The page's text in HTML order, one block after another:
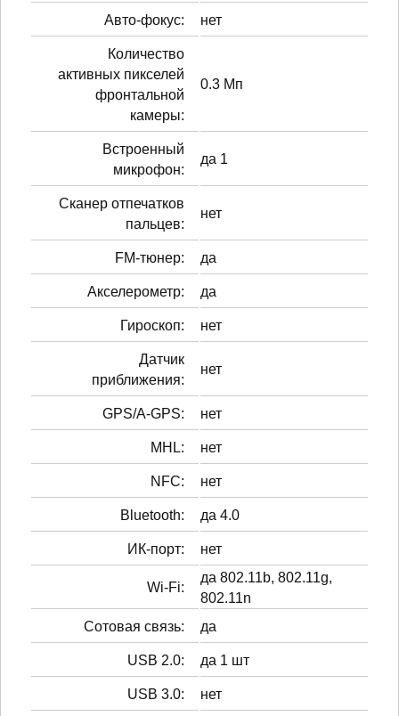
Авто-фокус: нет
Количество
активных пикселей
фронтальной
камеры:
0.3 Мп
Встроенный
микрофон:
да 1
Сканер отпечатков
пальцев:
нет
FM-тюнер: да
Акселерометр: да
Гироскоп: нет
Датчик
приближения:
нет
GPS/A-GPS: нет
MHL: нет
NFC: нет
Bluetooth: да 4.0
ИК-порт: нет
Wi-Fi:
да 802.11b, 802.11g,
802.11n
Сотовая связь:
да
USB 2.0: да 1 шт
USB 3.0: нет